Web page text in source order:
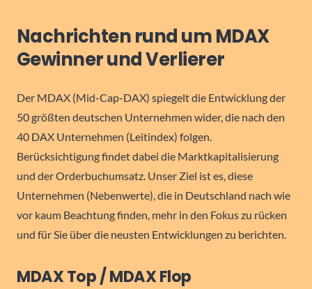
Nachrichten rund um MDAX
Gewinner und Verlierer
Der MDAX (Mid-Cap-DAX) spiegelt die Entwicklung der
50 größten deutschen Unternehmen wider, die nach den
40 DAX Unternehmen (Leitindex) folgen.
Berücksichtigung findet dabei die Marktkapitalisierung
und der Orderbuchumsatz. Unser Ziel ist es, diese
Unternehmen (Nebenwerte), die in Deutschland nach wie
vor kaum Beachtung finden, mehr in den Fokus zu rücken
und für Sie über die neusten Entwicklungen zu berichten.
MDAX Top / MDAX Flop